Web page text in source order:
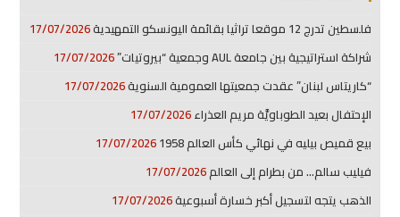
فلسطين تدرج 12 موقعا تراثيا بقائمة اليونسكو التمهيدية
17/07/2026
شراكة استراتيجية بين جامعة AUL وجمعية “بيروتيات”
17/07/2026
“كاريتاس لبنان” عقدت جمعيتها العمومية السنوية17/07/2026
الإحتفال بعيد الطوباويَّة مريم العذراء17/07/2026
بيع قميص بيليه في نهائي كأس العالم 1958
17/07/2026
فيليب سالم… من بطرام إلى العالم17/07/2026
الذهب يتجه لتسجيل أكبر خسارة أسبوعية17/07/2026